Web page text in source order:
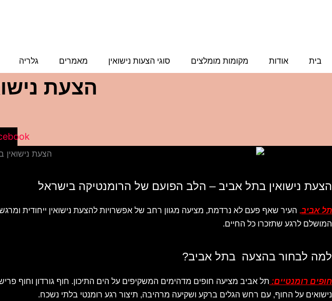
בית אודות מקומות מומלצים סוגי הצעות נישואין מאמרים גלריה
הצעת
הצעת נישואין בתל אביב – הלב הפועם של הרומנטיקה בישראל
תל אביב, העיר שאף פעם לא נרדמת, מציעה מגוון רחב של אפשרויות להצעת נישואין ייחודית
המושלם לרגע שתזכרו כל החיים.
למה לבחור בהצעה בתל אביב?
חופים רומנטיים: תל אביב מציעה חופים מדהימים המשקיפים על הים התיכון. חוף גורדון וחוף
נישואים על החוף, עם רחש הגלים ברקע ושקיעה מרהיבה, תיצור רגע רומנטי בלתי נשכח.